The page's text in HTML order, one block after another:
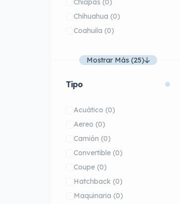
Chiapas (0)
Chihuahua (0)
Coahuila (0)
Mostrar Más (25)
Tipo
Acuático (0)
Aereo (0)
Camión (0)
Convertible (0)
Coupe (0)
Hatchback (0)
Maquinaria (0)